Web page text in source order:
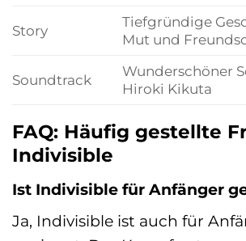
Story
Tiefgründige
Mut und
Soundtrack
Wunderschöner
Hiroki Kikuta
FAQ: Häufig gestellte
Indivisible
Ist Indivisible für Anfänger
Ja, Indivisible ist auch für